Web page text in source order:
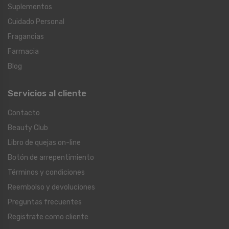
Suplementos
Cuidado Personal
Fragancias
Farmacia
Blog
Servicios al cliente
Contacto
Beauty Club
Libro de quejas on-line
Botón de arrepentimiento
Términos y condiciones
Reembolso y devoluciones
Preguntas frecuentes
Registrate como cliente